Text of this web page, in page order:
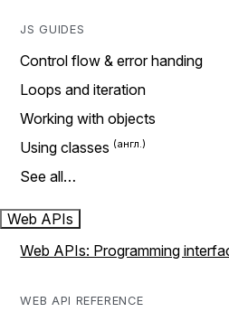
JS GUIDES
Control flow & error handing
Loops and iteration
Working with objects
Using classes
See all…
Web APIs
Web APIs: Programming
WEB API REFERENCE